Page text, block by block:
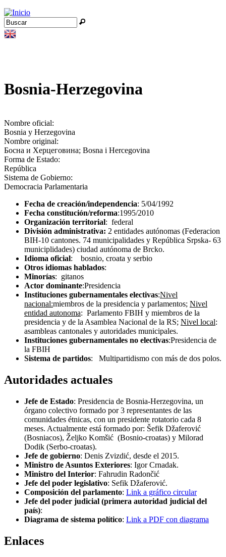
Jump to navigation
Formulario de búsqueda
Buscar
Bosnia-Herzegovina
Nombre oficial:
Bosnia y Herzegovina
Nombre original:
Босна и Херцеговина; Bosna i Hercegovina
Forma de Estado:
República
Sistema de Gobierno:
Democracia Parlamentaria
Fecha de creación/independencia: 5/04/1992
Fecha constitución/reforma:1995/2010
Organización territorial: federal
División administrativa: 2 entidades autónomas (Federacion
BIH-10 cantones. 74 municipalidades y República Srpska- 63
municiplidades) ciudad autónoma de Brcko.
Idioma oficial: bosnio, croata y serbio
Otros idiomas hablados:
Minorías: gitanos
Actor dominante:Presidencia
Instituciones gubernamentales electivas:Nivel
nacional:miembros de la presidencia y parlamentos; Nivel
entidad autonoma: Parlamento FBIH y miembros de la
presidencia y de la Asamblea Nacional de la RS; Nivel local:
asambleas cantonales y autoridades municipales.
Instituciones gubernamentales no electivas:Presidencia de
la FBIH
Sistema de partidos: Multipartidismo con más de dos polos.
Autoridades actuales
Jefe de Estado: Presidencia de Bosnia-Herzegovina, un
órgano colectivo formado por 3 representantes de las
comunidades étnicas, con un presidente rotatorio cada 8
meses. Actualmente está formado por: Šefik Džaferović
(Bosniacos), Željko Komšić (Bosnio-croatas) y Milorad
Dodik (Serbo-croatas).
Jefe de gobierno: Denis Zvizdić, desde el 2015.
Ministro de Asuntos Exteriores: Igor Crnadak.
Ministro del Interior: Fahrudin Radončić
Jefe del poder legislativo: Sefik Džaferović.
Composición del parlamento: Link a gráfico circular
Jefe del poder judicial (primera autoridad judicial del
país):
Diagrama de sistema político: Link a PDF con diagrama
Enlaces